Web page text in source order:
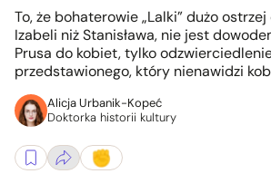
To, że bohaterowie „Lalki” dużo
Izabeli niż Stanisława, nie jest
Prusa do kobiet, tylko
przedstawionego, który nienawidzi
Alicja Urbanik-Kopeć
Doktorka historii kultury